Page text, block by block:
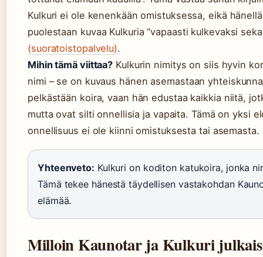
Kulkuri ei ole kenenkään omistuksessa, eikä
puolestaan kuvaa Kulkuria “vapaasti kulkevaksi
(suoratoistopalvelu).
Mihin tämä viittaa? Kulkurin nimitys on siis hyvin
nimi – se on kuvaus hänen asemastaan
pelkästään koira, vaan hän edustaa kaikkia niitä,
mutta ovat silti onnellisia ja vapaita. Tämä on yksi
onnellisuus ei ole kiinni omistuksesta tai asemasta.
Yhteenveto: Kulkuri on koditon katukoira, jonka
Tämä tekee hänestä täydellisen vastakohdan
elämää.
Milloin Kaunotar ja Kulkuri